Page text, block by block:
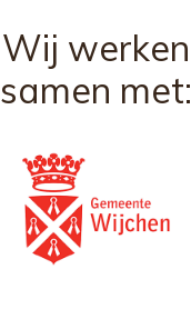
Wij werken
samen met: